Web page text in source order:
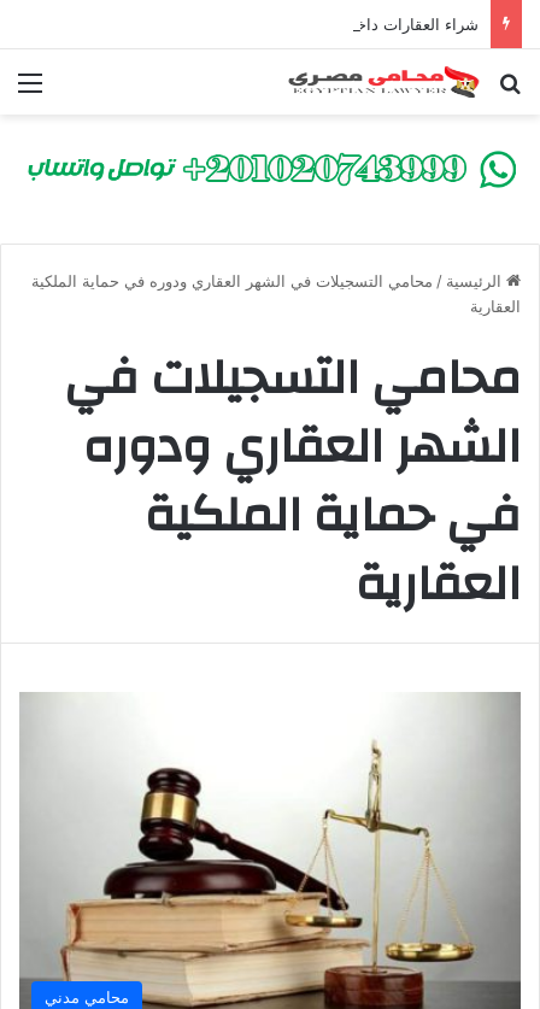
بحث عن
الرئيسية / محامي التسجيلات في الشهر العقاري ودوره في حماية الملكية
العقارية
محامي التسجيلات في
الشهر العقاري ودوره
في حماية الملكية
العقارية
محامي مدني